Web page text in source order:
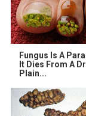
Fungus Is A
It Dies From A
Plain...